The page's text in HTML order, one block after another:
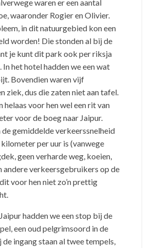
waren er een aantal
waaronder Rogier en Olivier.
in dit natuurgebied kon een
worden! Die stonden al bij de
je kunt dit park ook per riksja
In het hotel hadden we een wat
Bovendien waren vijf
ziek, dus die zaten niet aan tafel.
helaas voor hen wel een rit van
voor de boeg naar Jaipur.
de gemiddelde verkeerssnelheid
per uur is (vanwege
geen verharde weg, koeien,
andere verkeersgebruikers op de
voor hen niet zo’n prettig
hadden we een stop bij de
een oud pelgrimsoord in de
de ingang staan al twee tempels,